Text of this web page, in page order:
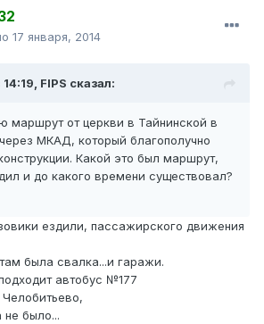
17 января, 2014
FIPS сказал:
маршрут от церкви в Тайнинской в
МКАД, который благополучно
Какой это был маршрут,
и до какого времени существовал?
ездили, пассажирского движения
была свалка...и гаражи.
автобус №177
не было...